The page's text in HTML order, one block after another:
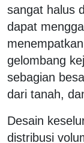
sangat halus
dapat
gelombang
sebagian
dari tanah,
Desain
distribusi